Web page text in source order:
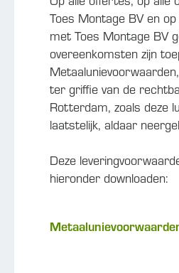
Toes Montage BV en
met Toes Montage BV
overeenkomsten zijn
ter griffie van de
Rotterdam, zoals deze
laatstelijk, aldaar
Deze
hieronder downloaden: